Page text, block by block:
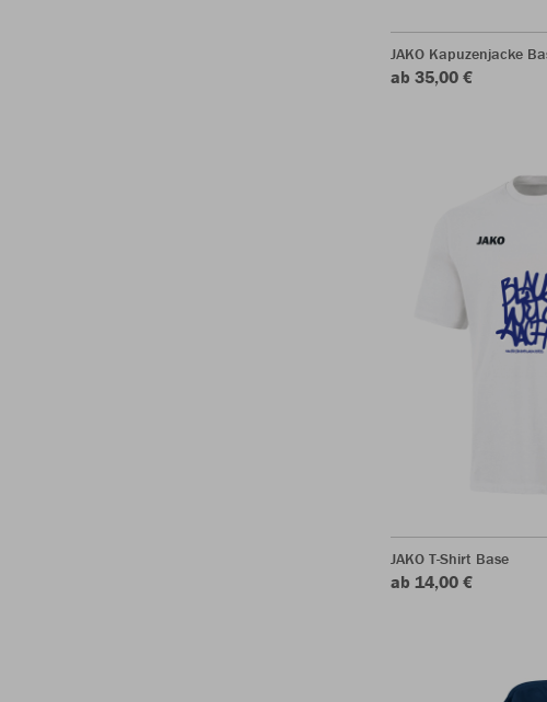
JAKO Kapuzenjacke
ab 35,00 €
JAKO T-Shirt Base
ab 14,00 €